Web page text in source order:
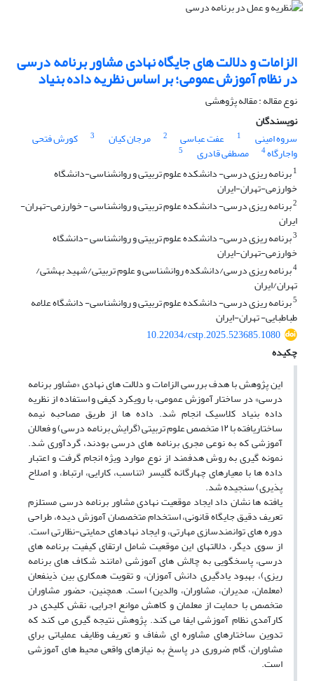
الزامات و دلالت های جایگاه نهادی مشاور برنامه درسی
در نظام آموزش عمومی؛ بر اساس نظریه داده بنیاد
نوع مقاله : مقاله پژوهشی
نویسندگان
سروه امینی
1 عفت عباسی 2 مرجان کیان 3 کورش فتحی
واجارگاه4 مصطفی قادری
5
1برنامه ریزی درسی- دانشکده علوم تربیتی و روانشناسی-دانشگاه
خوارزمی-تهران-ایران
2برنامه ریزی درسی- دانشکده علوم تربیتی و روانشناسی - خوارزمی-تهران-
ایران
3برنامه ریزی درسی- دانشکده علوم تربیتی و روانشناسی -دانشگاه
خوارزمی-تهران-ایران
4برنامه ریزی درسی/دانشکده روانشناسی و علوم تربیتی/شهید بهشتی/
تهران/ایران
5برنامه ریزی درسی- دانشکده علوم تربیتی و روانشناسی- دانشگاه علامه
طباطبایی- تهران-ایران
10.22034/cstp.2025.523685.1080
چکیده
این پژوهش با هدف بررسی الزامات و دلالت های نهادی «مشاور برنامه
درسی» در ساختار آموزش عمومی، با رویکرد کیفی و استفاده از نظریه
داده بنیاد کلاسیک انجام شد. داده ها از طریق مصاحبه نیمه
ساختاریافته با ۱۲ متخصص علوم تربیتی (گرایش برنامه درسی) و فعالان
آموزشی که به نوعی مجری برنامه های درسی بودند، گردآوری شد.
نمونه گیری به روش هدفمند از نوع موارد ویژه انجام گرفت و اعتبار
داده ها با معیارهای چهارگانه گلیسر (تناسب، کارایی، ارتباط، و اصلاح
پذیری) سنجیده شد.
یافته ها نشان داد ایجاد موقعیت نهادی مشاور برنامه درسی مستلزم
تعریف دقیق جایگاه قانونی، استخدام متخصصان آموزش دیده، طراحی
دوره های توانمندسازی مهارتی، و ایجاد نهادهای حمایتی-نظارتی است.
از سوی دیگر، دلالتهای این موقعیت شامل ارتقای کیفیت برنامه های
درسی، پاسخگویی به چالش های آموزشی (مانند شکاف های برنامه
ریزی)، بهبود یادگیری دانش آموزان، و تقویت همکاری بین ذینفعان
(معلمان، مدیران، مشاوران، والدین) است. همچنین، حضور مشاوران
متخصص با حمایت از معلمان و کاهش موانع اجرایی، نقش کلیدی در
کارآمدی نظام آموزشی ایفا می کند. پژوهش نتیجه گیری می کند که
تدوین ساختارهای مشاوره ای شفاف و تعریف وظایف عملیاتی برای
مشاوران، گام ضروری در پاسخ به نیازهای واقعی محیط های آموزشی
است.